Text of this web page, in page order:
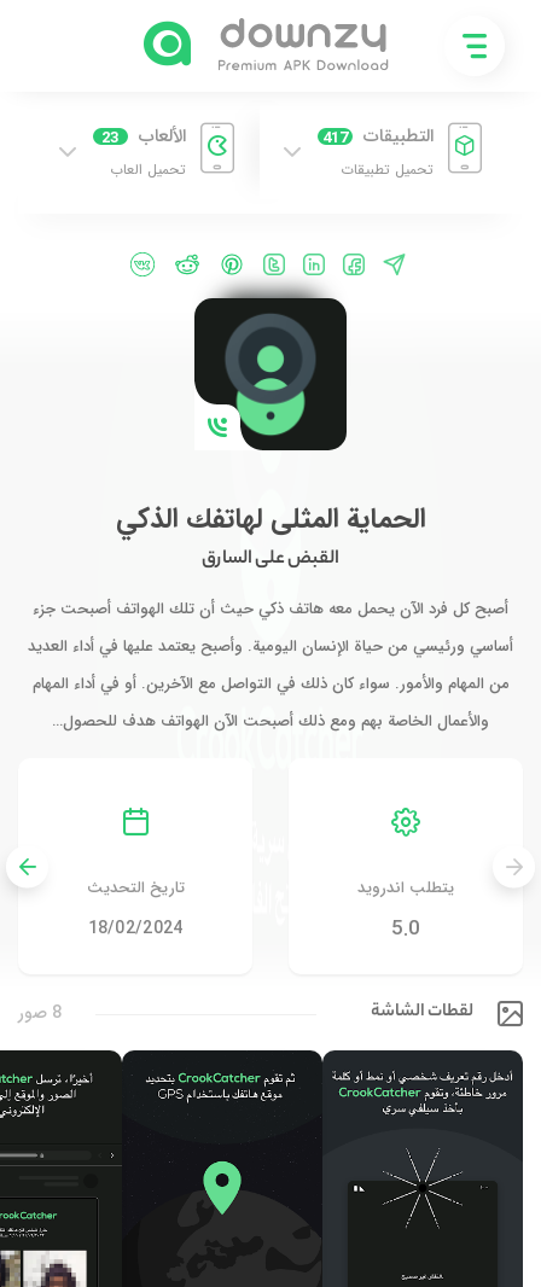
التطبيقات 417
تحميل تطبيقات
الألعاب 23
تحميل العاب
الحماية المثلى لهاتفك الذكي
القبض على السارق
أصبح كل فرد الآن يحمل معه هاتف ذكي حيث أن تلك الهواتف أصبحت جزء
أساسي ورئيسي من حياة الإنسان اليومية. وأصبح يعتمد عليها في أداء العديد
من المهام والأمور. سواء كان ذلك في التواصل مع الآخرين. أو في أداء المهام
والأعمال الخاصة بهم ومع ذلك أصبحت الآن الهواتف هدف للحصول…
يتطلب اندرويد
5.0
تاريخ التحديث
18/02/2024
لقطات الشاشة 8 صور